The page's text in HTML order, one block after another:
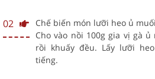
02
Chế biến món lưỡi heo ủ muối
Cho vào nồi 100g gia vị gà
rồi khuấy đều. Lấy lưỡi
tiếng.